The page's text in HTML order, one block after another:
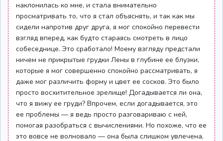
наклонилась ко мне, и стала внимательно
просматривать то, что я стал объяснять, и так как мы
сидели напротив друг друга, я мог спокойно перевести
взгляд вперед, как будто стараясь смотреть в лицо
собеседнице. Это сработало! Моему взгляду предстали
ничем не прикрытые грудки Лены в глубине ее блузки,
которые я мог совершенно спокойно рассматривать, я
даже мог различить форму и цвет ее сосков. Это было
просто восхитительное зрелище! Догадывается ли она,
что я вижу ее груди? Впрочем, если догадывается, это
ее проблемы — я ведь просто разговариваю с ней,
помогая разобраться с вычислениями. Но похоже, что ее
это вовсе не волновало — она была слишком увлечена,